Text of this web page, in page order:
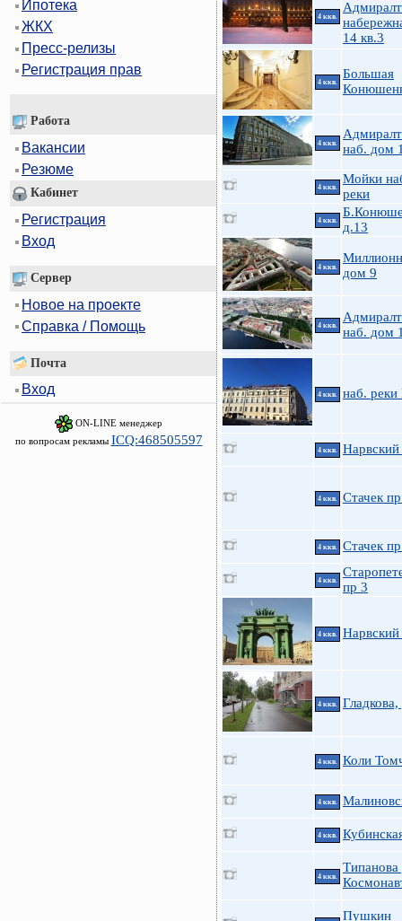
Ипотека
ЖКХ
Пресс-релизы
Регистрация прав
Работа
Вакансии
Резюме
Кабинет
Регистрация
Вход
Сервер
Новое на проекте
Справка / Помощь
Почта
Вход
ON-LINE менеджер
по вопросам рекламы ICQ:468505597
4 ккв.
14 кв.3
4 ккв.
Большая
4 ккв.
наб. дом
4 ккв.
Мойки
реки
4 ккв.
д.13
4 ккв.
дом 9
4 ккв.
наб. дом
4 ккв. наб.
4 ккв.
4 ккв. Стачек
4 ккв. Стачек
4 ккв.
пр 3
4 ккв.
4 ккв.
4 ккв. Коли
4 ккв.
4 ккв.
4 ккв.
Типанова
Пушкин